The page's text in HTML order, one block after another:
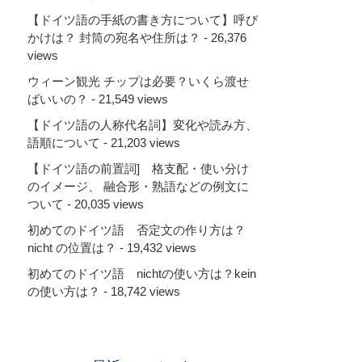
【ドイツ語の手紙の書き方について】呼び
かけは？ 封筒の宛名や住所は？ - 26,376
views
ウィーン観光 チップは必要？いくら渡せ
ばいいの？ - 21,549 views
【ドイツ語の人称代名詞】変化や読み方、
語順について - 21,203 views
【ドイツ語の前置詞] 格支配・使い分け
のイメージ、 融合形・熟語などの例文に
ついて - 20,035 views
初めてのドイツ語 否定文の作り方は？
nicht の位置は？ - 19,432 views
初めてのドイツ語 nichtの使い方は？kein
の使い方は？ - 18,742 views